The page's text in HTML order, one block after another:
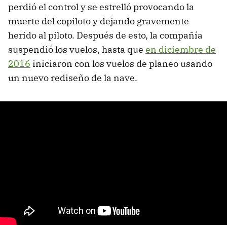
perdió el control y se estrelló provocando la
muerte del copiloto y dejando gravemente
herido al piloto. Después de esto, la compañía
suspendió los vuelos, hasta que en diciembre de
2016 iniciaron con los vuelos de planeo usando
un nuevo rediseño de la nave.